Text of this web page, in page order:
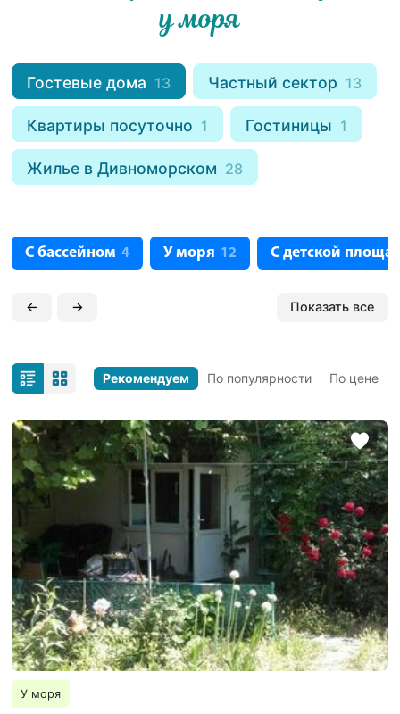
у моря
Гостевые дома 13 Частный сектор 13
Квартиры посуточно 1 Гостиницы 1
Жилье в Дивноморском 28
С бассейном 4 У моря 12 С детской
← → Показать все
Рекомендуем По популярности По цене
У моря